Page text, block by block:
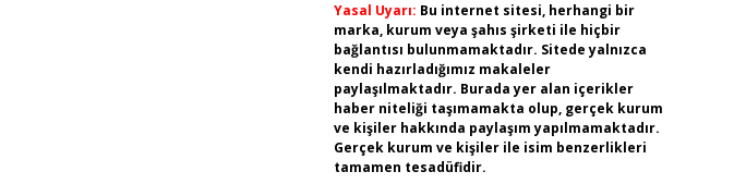
Yasal Uyarı: Bu internet sitesi, herhangi bir
marka, kurum veya şahıs şirketi ile hiçbir
bağlantısı bulunmamaktadır. Sitede yalnızca
kendi hazırladığımız makaleler
paylaşılmaktadır. Burada yer alan içerikler
haber niteliği taşımamakta olup, gerçek kurum
ve kişiler hakkında paylaşım yapılmamaktadır.
Gerçek kurum ve kişiler ile isim benzerlikleri
tamamen tesadüfidir.